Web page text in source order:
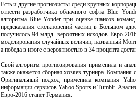
Есть и другие прогнозисты среди крупных
отнести разработчика облачного софта Blue
алгоритма Blue Yonder при оценке шансов
предсказания столкновений частиц в Большом
получилось 94 млрд. вероятных исходов Евро-
моделирования случайных величин, названный
а победа в итоге с вероятностью в 34 процента
Свой алгоритм прогнозирования применила и
также окажется сборная хозяев турнира. Компания
Оригинальный подход применила компания
информации сервисов Yahoo Sports и Tumblr.
Евро-2016 станет Германия.